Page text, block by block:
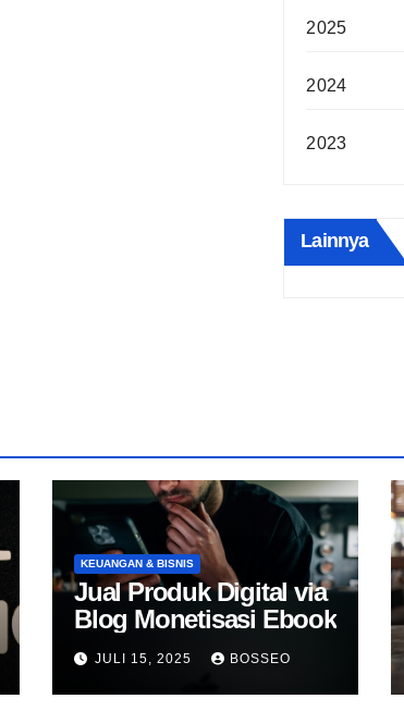
2025
2024
2023
Lainnya
KEUANGAN & BISNIS
Jual Produk Digital via
Blog Monetisasi Ebook
JULI 15, 2025 BOSSEO